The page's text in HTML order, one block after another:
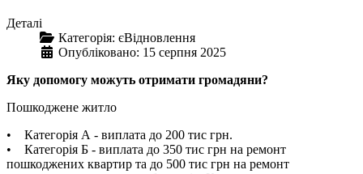
Деталі
Категорія: єВідновлення
Опубліковано: 15 серпня 2025
Яку допомогу можуть отримати громадяни?
Пошкоджене житло
• Категорія А - виплата до 200 тис грн.
• Категорія Б - виплата до 350 тис грн на ремонт
пошкоджених квартир та до 500 тис грн на ремонт